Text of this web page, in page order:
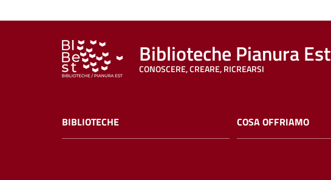
Biblioteche Pianura Est
CONOSCERE, CREARE, RICREARSI
BIBLIOTECHE COSA OFFRIAMO